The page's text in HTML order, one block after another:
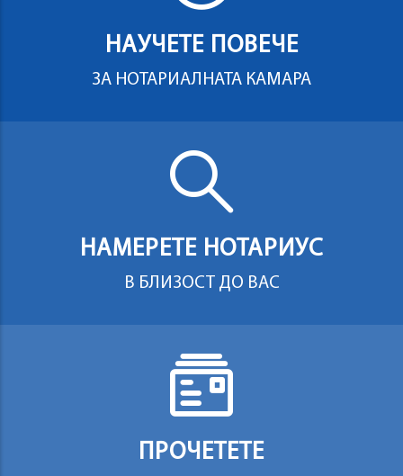
НАУЧЕТЕ ПОВЕЧЕ
ЗА НОТАРИАЛНАТА КАМАРА
НАМЕРЕТЕ НОТАРИУС
В БЛИЗОСТ ДО ВАС
ПРОЧЕТЕТЕ